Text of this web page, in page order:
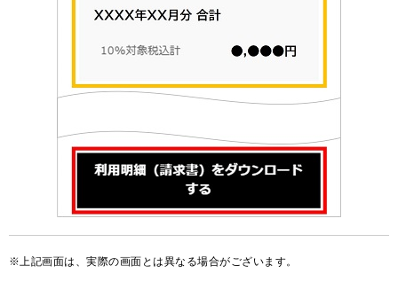
上記画面は、実際の画面とは異なる場合がございます。